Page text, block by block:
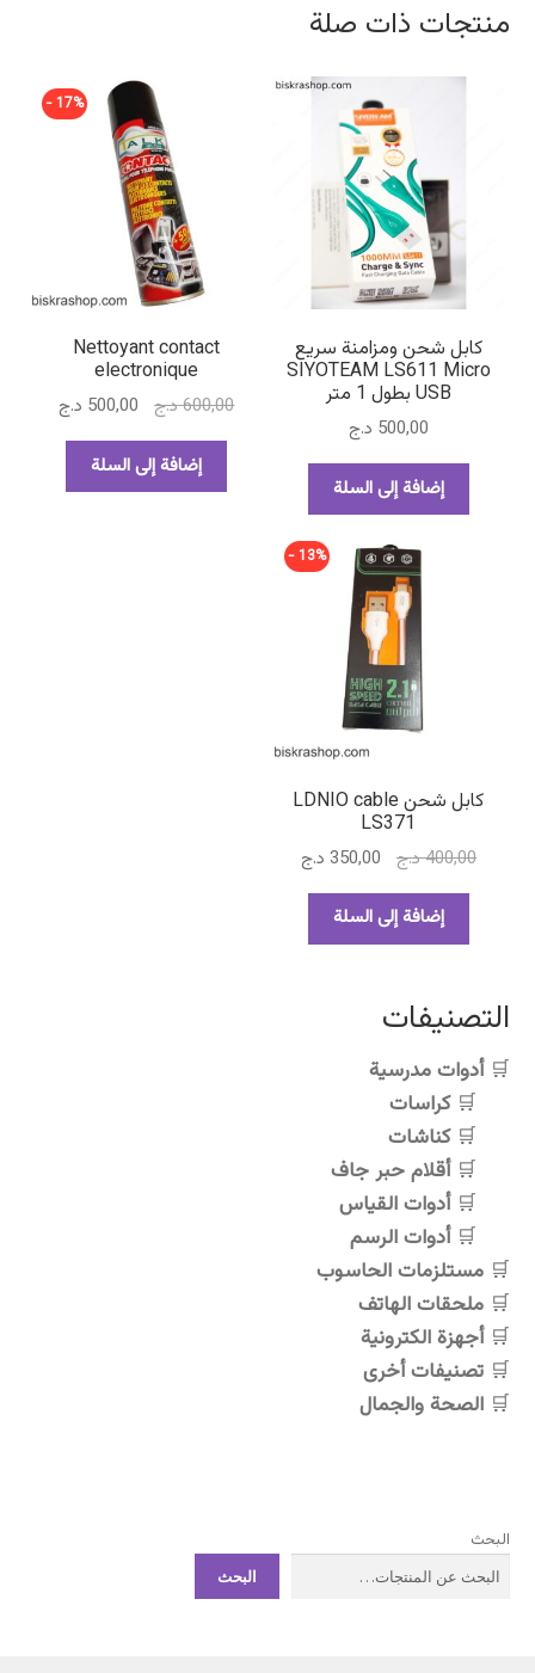
منتجات ذات صلة
كابل شحن ومزامنة سريع
SIYOTEAM LS611 Micro
USB بطول 1 متر
500,00 د.ج
إضافة إلى السلة
Nettoyant contact
electronique
17% -
600,00د.ج
السعر
الأصلي
هو:
600,00 د.ج.
500,00 د.جالسعر
إضافة إلى السلة
كابل شحن LDNIO cable
LS371
13% -
400,00د.ج
السعر
الأصلي
هو:
400,00 د.ج.
350,00 د.جالسعر
إضافة إلى السلة
التصنيفات
أدوات مدرسية
كراسات
كناشات
أقلام حبر جاف
أدوات القياس
أدوات الرسم
مستلزمات الحاسوب
ملحقات الهاتف
أجهزة الكترونية
تصنيفات أخرى
الصحة والجمال
البحث
البحث